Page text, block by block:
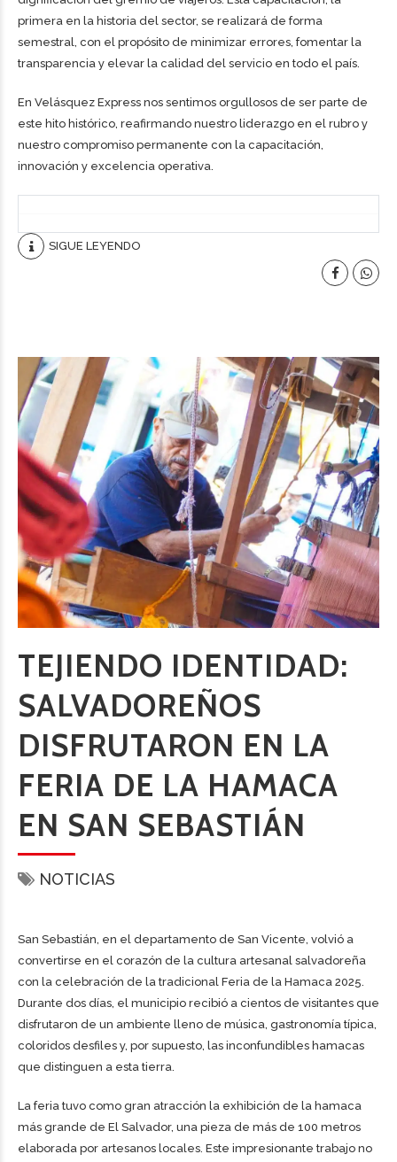
primera en la historia del sector, se realizará de forma
semestral, con el propósito de minimizar errores, fomentar la
transparencia y elevar la calidad del servicio en todo el país.
En Velásquez Express nos sentimos orgullosos de ser parte de
este hito histórico, reafirmando nuestro liderazgo en el rubro y
nuestro compromiso permanente con la capacitación,
innovación y excelencia operativa.
SIGUE LEYENDO
TEJIENDO IDENTIDAD:
SALVADOREÑOS
DISFRUTARON EN LA
FERIA DE LA HAMACA
EN SAN SEBASTIÁN
NOTICIAS
San Sebastián, en el departamento de San Vicente, volvió a
convertirse en el corazón de la cultura artesanal salvadoreña
con la celebración de la tradicional Feria de la Hamaca 2025.
Durante dos días, el municipio recibió a cientos de visitantes que
disfrutaron de un ambiente lleno de música, gastronomía típica,
coloridos desfiles y, por supuesto, las inconfundibles hamacas
que distinguen a esta tierra.
La feria tuvo como gran atracción la exhibición de la hamaca
más grande de El Salvador, una pieza de más de 100 metros
elaborada por artesanos locales. Este impresionante trabajo no